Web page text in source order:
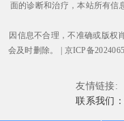
面的诊断和治疗，本站所有信
因信息不合理，不准确或版权
会及时删除。
京ICP备
友情链接:
联系我们